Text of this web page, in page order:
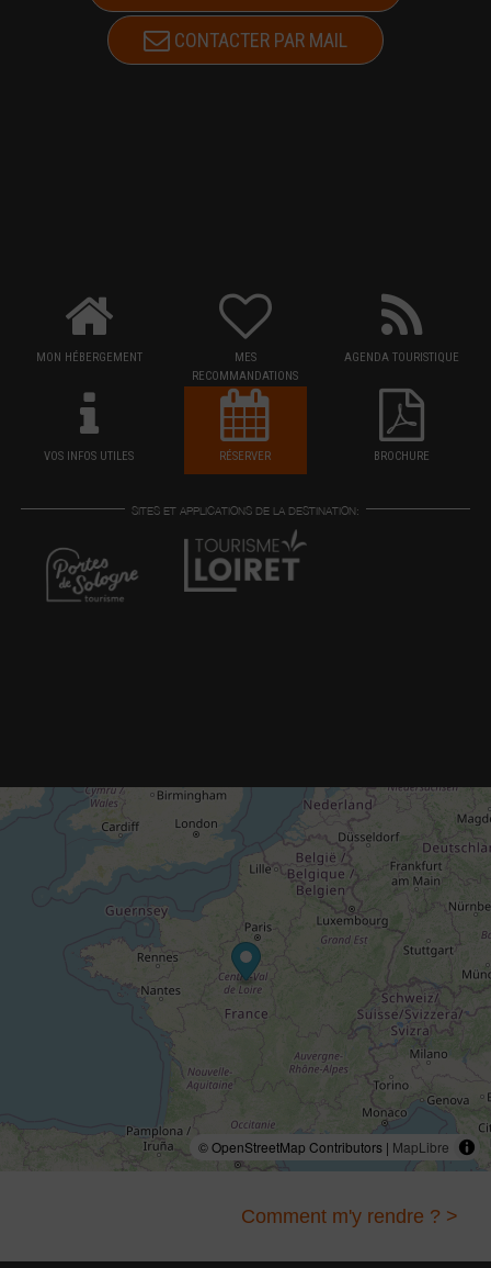
CONTACTER PAR MAIL
MON HÉBERGEMENT
MES
RECOMMANDATIONS
AGENDA TOURISTIQUE
VOS INFOS UTILES RÉSERVER BROCHURE
SITES ET APPLICATIONS DE LA DESTINATION:
© OpenStreetMap Contributors | MapLibre
Comment m'y rendre ? >